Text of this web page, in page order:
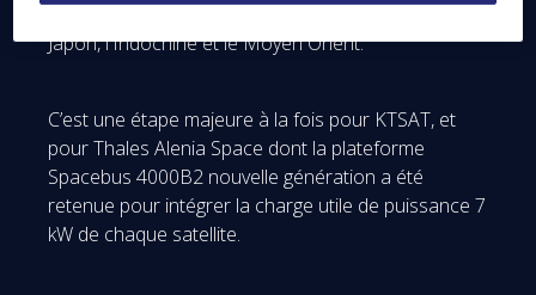
Japon, l'Indochine et le Moyen Orient.
C’est une étape majeure à la fois pour KTSAT, et
pour Thales Alenia Space dont la plateforme
Spacebus 4000B2 nouvelle génération a été
retenue pour intégrer la charge utile de puissance 7
kW de chaque satellite.